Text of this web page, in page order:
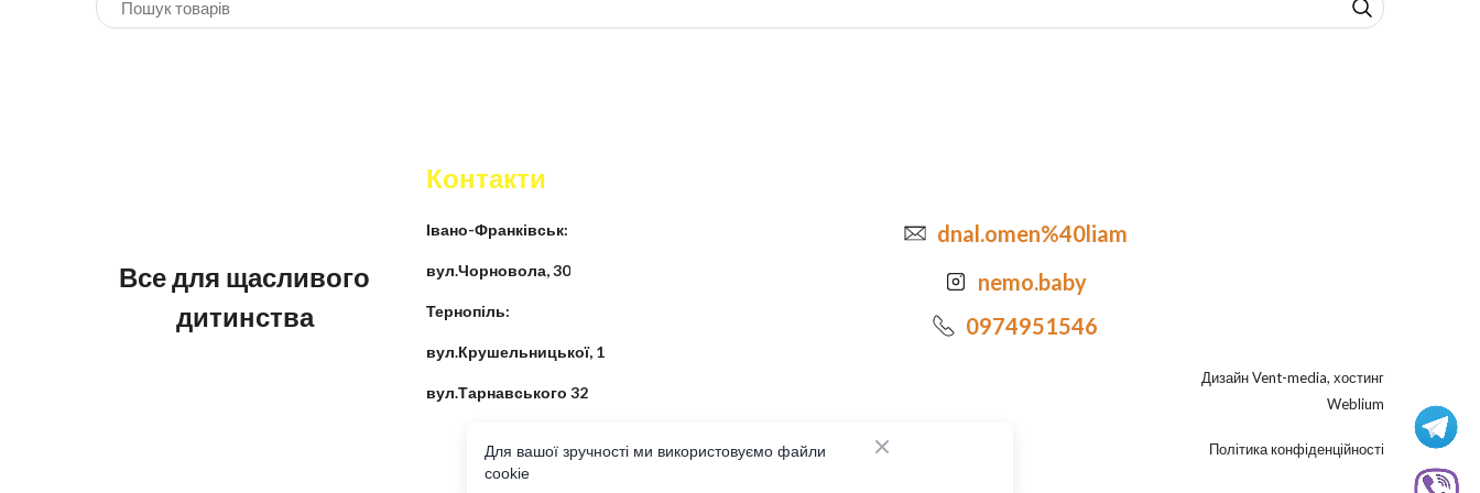
Все для щасливого
дитинства
Контакти
Івано-Франківськ:
вул.Чорновола, 30
Тернопіль:
вул.Крушельницької, 1
вул.Тарнавського 32
dnal.omen%40liam
nemo.baby
0974951546
ДизайнVent-media, хостинг
Weblium
Політика конфіденційності
Для вашої зручності ми використовуємо файли
cookie